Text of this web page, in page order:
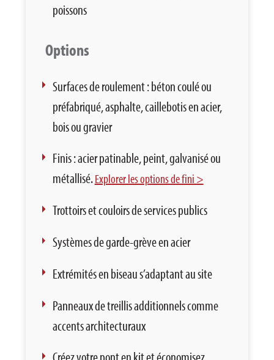
poissons
Options
Surfaces de roulement : béton coulé ou
préfabriqué, asphalte, caillebotis en acier,
bois ou gravier
Finis : acier patinable, peint, galvanisé ou
métallisé.Explorer les options de fini >
Trottoirs et couloirs de services publics
Systèmes de garde-grève en acier
Extrémités en biseau s’adaptant au site
Panneaux de treillis additionnels comme
accents architecturaux